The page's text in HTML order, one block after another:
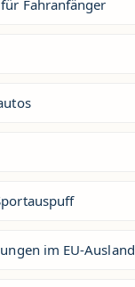
Fahranfänger
im EU-Ausland